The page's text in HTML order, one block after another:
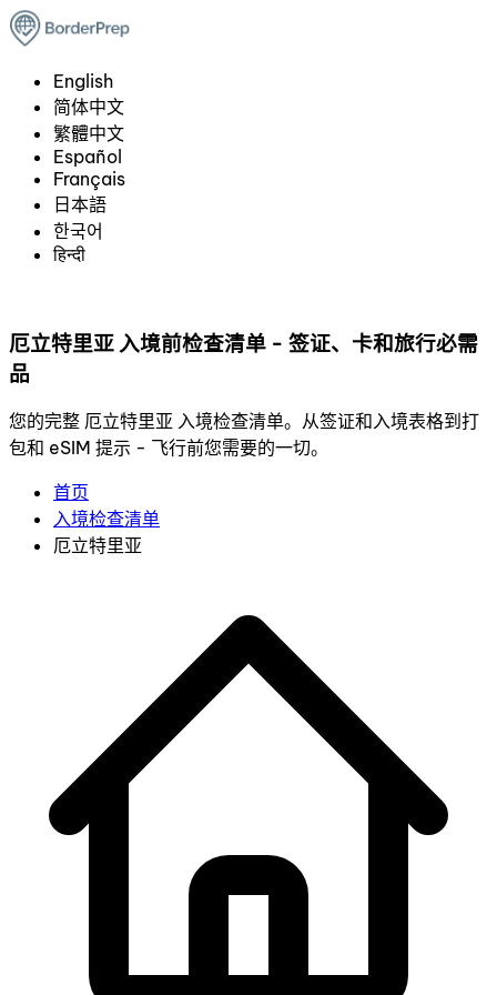
English
简体中文
繁體中文
Español
Français
日本語
한국어
हिन्दी
厄立特里亚 入境前检查清单 - 签证、卡和旅行必需
品
您的完整 厄立特里亚 入境检查清单。从签证和入境表格到打
包和 eSIM 提示 - 飞行前您需要的一切。
首页
入境检查清单
厄立特里亚